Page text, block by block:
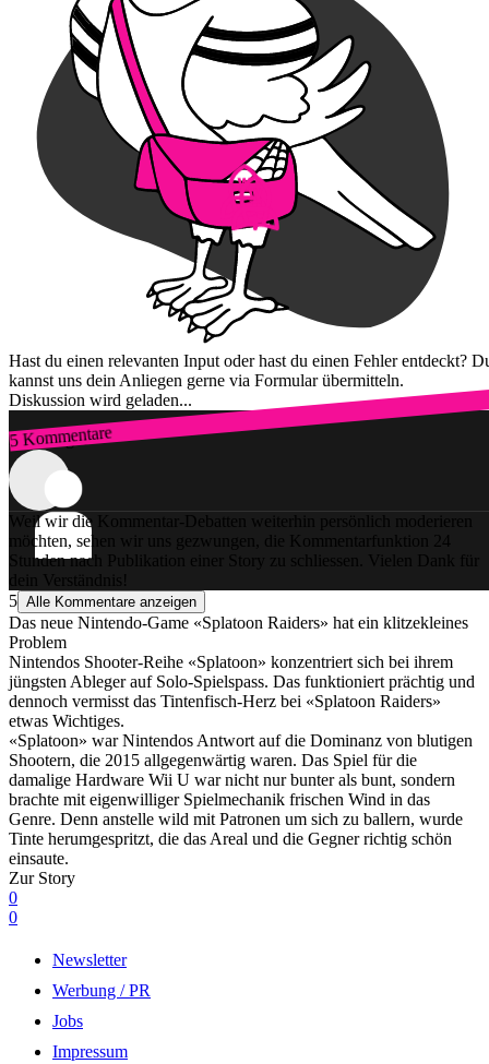
Hast du einen relevanten Input oder hast du einen Fehler entdeckt?
kannst uns dein Anliegen gerne via Formular übermitteln.
Diskussion wird geladen...
5 Kommentare
Zum Login
Weil wir die Kommentar-Debatten weiterhin persönlich moderieren
möchten, sehen wir uns gezwungen, die Kommentarfunktion 24
Stunden nach Publikation einer Story zu schliessen. Vielen Dank für
dein Verständnis!
5 Alle Kommentare anzeigen
Das neue Nintendo-Game «Splatoon Raiders» hat ein klitzekleines
Problem
Nintendos Shooter-Reihe «Splatoon» konzentriert sich bei ihrem
jüngsten Ableger auf Solo-Spielspass. Das funktioniert prächtig und
dennoch vermisst das Tintenfisch-Herz bei «Splatoon Raiders»
etwas Wichtiges.
«Splatoon» war Nintendos Antwort auf die Dominanz von blutigen
Shootern, die 2015 allgegenwärtig waren. Das Spiel für die
damalige Hardware Wii U war nicht nur bunter als bunt, sondern
brachte mit eigenwilliger Spielmechanik frischen Wind in das
Genre. Denn anstelle wild mit Patronen um sich zu ballern, wurde
Tinte herumgespritzt, die das Areal und die Gegner richtig schön
einsaute.
Zur Story
0
0
Newsletter
Werbung / PR
Jobs
Impressum